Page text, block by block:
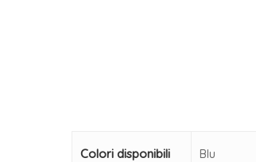
Colori disponibili Blu